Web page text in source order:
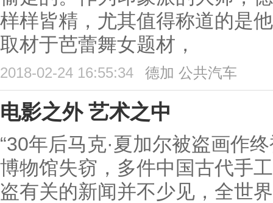
样样皆精，尤其值得称道的是
取材于芭蕾舞女题材，
2018-02-24 16:55:34 德加 公共汽车
电影之外 艺术之中
“30年后马克·夏加尔被盗画作
博物馆失窃，多件中国古代手
盗有关的新闻并不少见，全世